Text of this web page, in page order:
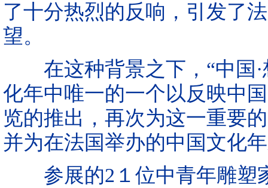
了十分热烈的反响，引发了
望。
在这种背景之下，“中国·
化年中唯一的一个以反映中
览的推出，再次为这一重要
并为在法国举办的中国文化
参展的2１位中青年雕塑